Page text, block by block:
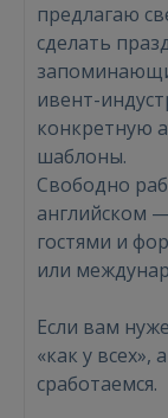
Войти
предлагаю
сделать
ивент-
конкретную
шаблоны.
Свободно
английском
гостями и
или
Если вам
«как у
сработаемся.